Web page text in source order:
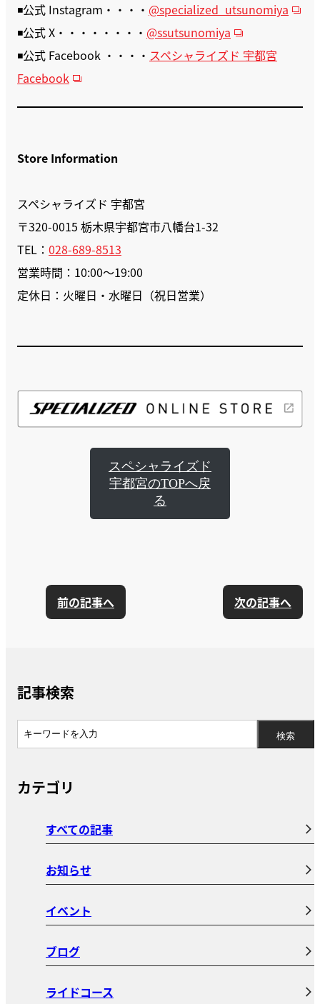
◾️公式 Instagram・・・・ @specialized_utsunomiya
◾️公式 X・・・・・・・・ @ssutsunomiya
◾️公式 Facebook ・・・・ スペシャライズド 宇都宮
Facebook
Store Information
スペシャライズド 宇都宮
〒320-0015 栃木県宇都宮市八幡台1-32
TEL： 028-689-8513
営業時間：10:00〜19:00
定休日：火曜日・水曜日（祝日営業）
スペシャライズド
宇都宮のTOPへ戻
る
前の記事へ 次の記事へ
記事検索
カテゴリ
すべての記事
お知らせ
イベント
ブログ
ライドコース